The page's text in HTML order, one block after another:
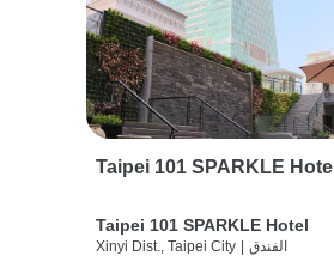
Taipei 101 SPARKLE Hotel
Taipei 101 SPARKLE Hotel
Xinyi Dist., Taipei City الفندق